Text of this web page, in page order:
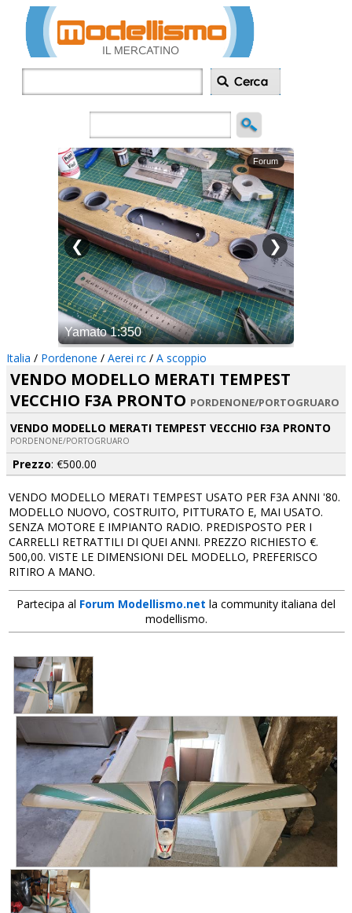
Italia / Pordenone / Aerei rc / A scoppio
VENDO MODELLO MERATI TEMPEST
VECCHIO F3A PRONTO PORDENONE/PORTOGRUARO
VENDO MODELLO MERATI TEMPEST VECCHIO F3A PRONTO
PORDENONE/PORTOGRUARO
Prezzo: €500.00
VENDO MODELLO MERATI TEMPEST USATO PER F3A ANNI '80.
MODELLO NUOVO, COSTRUITO, PITTURATO E, MAI USATO.
SENZA MOTORE E IMPIANTO RADIO. PREDISPOSTO PER I
CARRELLI RETRATTILI DI QUEI ANNI. PREZZO RICHIESTO €.
500,00. VISTE LE DIMENSIONI DEL MODELLO, PREFERISCO
RITIRO A MANO.
Partecipa al Forum Modellismo.net la community italiana del
modellismo.